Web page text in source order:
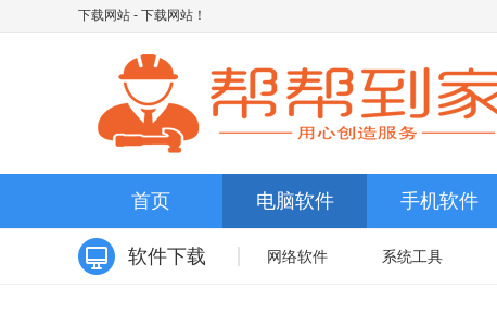
下载网站 - 下载网站！
首页 电脑软件 手机软件
软件下载 网络软件 系统工具